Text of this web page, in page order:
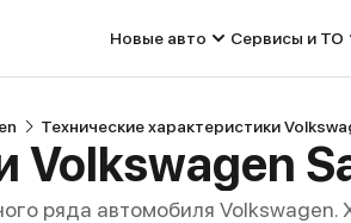
Новые авто Сервисы и ТО
Технические характеристики
Volkswagen
ряда автомобиля